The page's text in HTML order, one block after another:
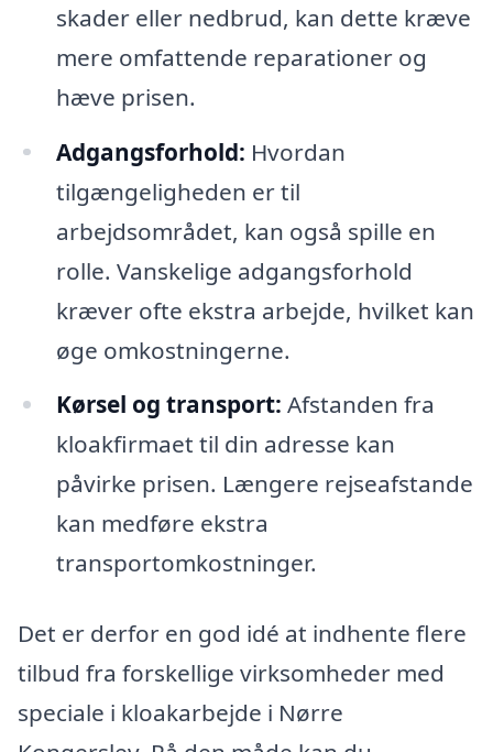
skader eller nedbrud, kan dette kræve
mere omfattende reparationer og
hæve prisen.
Adgangsforhold: Hvordan
tilgængeligheden er til
arbejdsområdet, kan også spille en
rolle. Vanskelige adgangsforhold
kræver ofte ekstra arbejde, hvilket kan
øge omkostningerne.
Kørsel og transport: Afstanden fra
kloakfirmaet til din adresse kan
påvirke prisen. Længere rejseafstande
kan medføre ekstra
transportomkostninger.
Det er derfor en god idé at indhente flere
tilbud fra forskellige virksomheder med
speciale i kloakarbejde i Nørre